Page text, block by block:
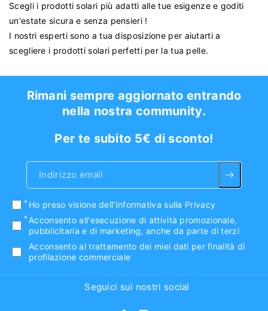
Scegli i prodotti solari più adatti alle tue esigenze e goditi
un'estate sicura e senza pensieri !
I nostri esperti sono a tua disposizione per aiutarti a
scegliere i prodotti solari perfetti per la tua pelle.
Rimani sempre aggiornato entrando
nella nostra community.
Per te subito 5€ di sconto!
Indirizzo email
Ho preso visionedell'Informativa sulla Privacy
Acconsento all'esecuzione di attività promozionale,
pubblicitaria e di marketing, anche da parte di terzi
Acconsento al trattamento dei miei dati per finalità di
profilazione commerciale
Seguici sui nostri social